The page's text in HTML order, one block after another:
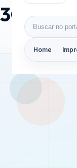
Buscar por:
Home